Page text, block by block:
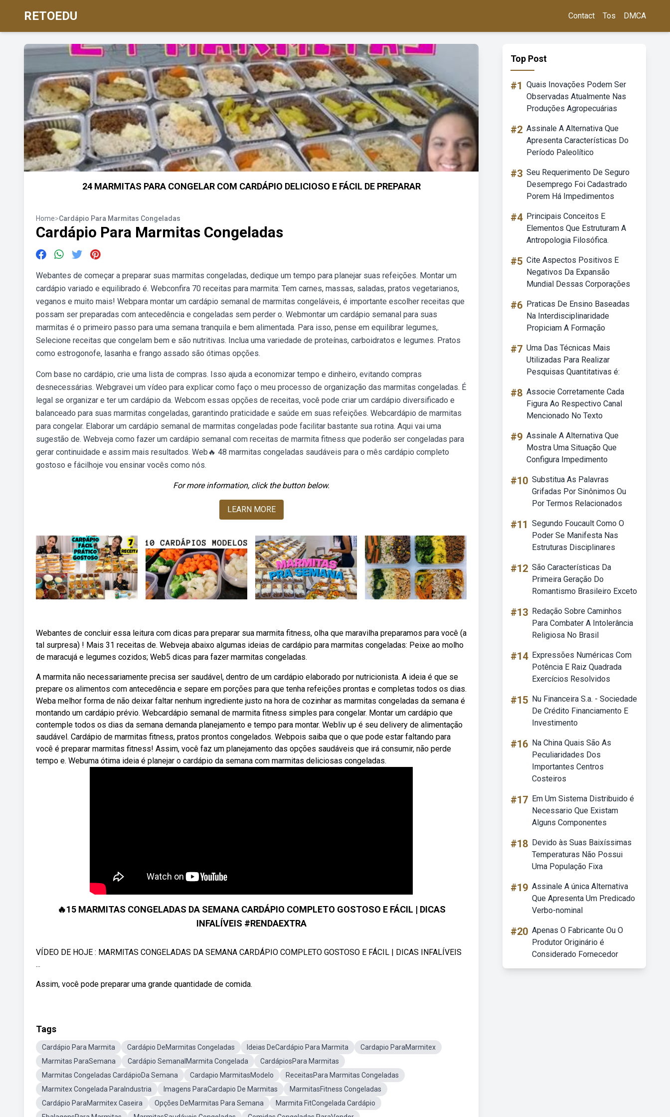
RETOEDU Contact Tos DMCA
24 MARMITAS PARA CONGELAR COM CARDÁPIO DELICIOSO E FÁCIL DE PREPARAR
Home>Cardápio Para Marmitas Congeladas
Cardápio Para Marmitas Congeladas
Webantes de começar a preparar suas marmitas congeladas, dedique um tempo para planejar suas refeições. Montar um
cardápio variado e equilibrado é. Webconfira 70 receitas para marmita: Tem carnes, massas, saladas, pratos vegetarianos,
veganos e muito mais! Webpara montar um cardápio semanal de marmitas congeláveis, é importante escolher receitas que
possam ser preparadas com antecedência e congeladas sem perder o. Webmontar um cardápio semanal para suas
marmitas é o primeiro passo para uma semana tranquila e bem alimentada. Para isso, pense em equilibrar legumes,.
Selecione receitas que congelam bem e são nutritivas. Inclua uma variedade de proteínas, carboidratos e legumes. Pratos
como estrogonofe, lasanha e frango assado são ótimas opções.
Com base no cardápio, crie uma lista de compras. Isso ajuda a economizar tempo e dinheiro, evitando compras
desnecessárias. Webgravei um vídeo para explicar como faço o meu processo de organização das marmitas congeladas. É
legal se organizar e ter um cardápio da. Webcom essas opções de receitas, você pode criar um cardápio diversificado e
balanceado para suas marmitas congeladas, garantindo praticidade e saúde em suas refeições. Webcardápio de marmitas
para congelar. Elaborar um cardápio semanal de marmitas congeladas pode facilitar bastante sua rotina. Aqui vai uma
sugestão de. Webveja como fazer um cardápio semanal com receitas de marmita fitness que poderão ser congeladas para
gerar continuidade e assim mais resultados. Web🔥 48 marmitas congeladas saudáveis para o mês cardápio completo
gostoso e fácilhoje vou ensinar vocês como nós.
For more information, click the button below.
LEARN MORE
Webantes de concluir essa leitura com dicas para preparar sua marmita fitness, olha que maravilha preparamos para você (a
tal surpresa) ! Mais 31 receitas de. Webveja abaixo algumas ideias de cardápio para marmitas congeladas: Peixe ao molho
de maracujá e legumes cozidos; Web5 dicas para fazer marmitas congeladas.
A marmita não necessariamente precisa ser saudável, dentro de um cardápio elaborado por nutricionista. A ideia é que se
prepare os alimentos com antecedência e separe em porções para que tenha refeições prontas e completas todos os dias.
Weba melhor forma de não deixar faltar nenhum ingrediente justo na hora de cozinhar as marmitas congeladas da semana é
montando um cardápio prévio. Webcardápio semanal de marmita fitness simples para congelar. Montar um cardápio que
contemple todos os dias da semana demanda planejamento e tempo para montar. Webliv up é seu delivery de alimentação
saudável. Cardápio de marmitas fitness, pratos prontos congelados. Webpois saiba que o que pode estar faltando para
você é preparar marmitas fitness! Assim, você faz um planejamento das opções saudáveis que irá consumir, não perde
tempo e. Webuma ótima ideia é planejar o cardápio da semana com marmitas deliciosas congeladas.
🔥15 MARMITAS CONGELADAS DA SEMANA CARDÁPIO COMPLETO GOSTOSO E FÁCIL | DICAS
INFALÍVEIS #RENDAEXTRA
VÍDEO DE HOJE : MARMITAS CONGELADAS DA SEMANA CARDÁPIO COMPLETO GOSTOSO E FÁCIL | DICAS INFALÍVEIS
...
Assim, você pode preparar uma grande quantidade de comida.
Tags
Cardápio Para Marmita Cardápio DeMarmitas Congeladas Ideias DeCardápio Para Marmita
Cardapio ParaMarmitex
Marmitas ParaSemana
Cardápio SemanalMarmita Congelada
CardápiosPara Marmitas
Marmitas Congeladas CardápioDa Semana
Cardapio MarmitasModelo
ReceitasPara Marmitas Congeladas
Marmitex Congelada ParaIndustria
Imagens ParaCardapio De Marmitas
MarmitasFitness Congeladas
Cardápio ParaMarmitex Caseira
Opções DeMarmitas Para Semana
Marmita FitCongelada Cardápio
Top Post
#1 Quais Inovações Podem Ser
Observadas Atualmente Nas
Produções Agropecuárias
#2 Assinale A Alternativa Que
Apresenta Características Do
Período Paleolítico
#3 Seu Requerimento De Seguro
Desemprego Foi Cadastrado
Porem Há Impedimentos
#4 Principais Conceitos E
Elementos Que Estruturam A
Antropologia Filosófica.
#5 Cite Aspectos Positivos E
Negativos Da Expansão
Mundial Dessas Corporações
#6 Praticas De Ensino Baseadas
Na Interdisciplinaridade
Propiciam A Formação
#7 Uma Das Técnicas Mais
Utilizadas Para Realizar
Pesquisas Quantitativas é:
#8 Associe Corretamente Cada
Figura Ao Respectivo Canal
Mencionado No Texto
#9 Assinale A Alternativa Que
Mostra Uma Situação Que
Configura Impedimento
#10 Substitua As Palavras
Grifadas Por Sinônimos Ou
Por Termos Relacionados
#11 Segundo Foucault Como O
Poder Se Manifesta Nas
Estruturas Disciplinares
#12 São Características Da
Primeira Geração Do
Romantismo Brasileiro Exceto
#13 Redação Sobre Caminhos
Para Combater A Intolerância
Religiosa No Brasil
#14 Expressões Numéricas Com
Potência E Raiz Quadrada
Exercícios Resolvidos
#15 Nu Financeira S.a. - Sociedade
De Crédito Financiamento E
Investimento
#16 Na China Quais São As
Peculiaridades Dos
Importantes Centros
Costeiros
#17 Em Um Sistema Distribuido é
Necessario Que Existam
Alguns Componentes
#18 Devido às Suas Baixíssimas
Temperaturas Não Possui
Uma População Fixa
#19 Assinale A única Alternativa
Que Apresenta Um Predicado
Verbo-nominal
#20 Apenas O Fabricante Ou O
Produtor Originário é
Considerado Fornecedor